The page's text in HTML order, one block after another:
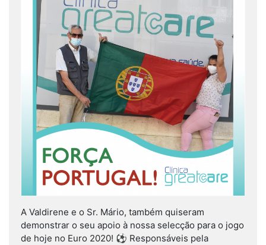
A Valdirene e o Sr. Mário, também quiseram
demonstrar o seu apoio à nossa selecção para o jogo
de hoje no Euro 2020! ⚽ Responsáveis pela